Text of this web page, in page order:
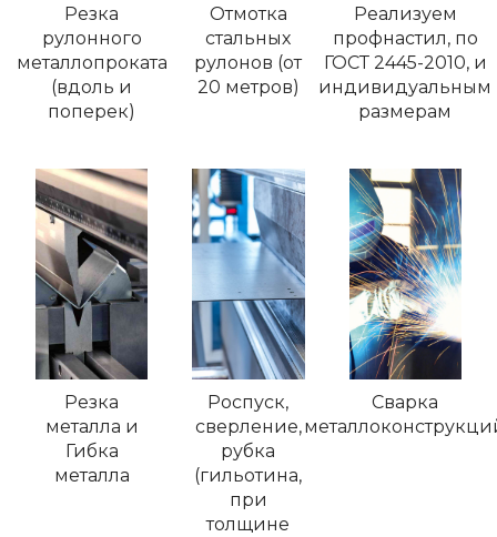
Резка
рулонного
металлопроката
(вдоль и
поперек)
Отмотка
стальных
рулонов (от
20 метров)
Реализуем
профнастил, по
ГОСТ 2445-2010, и
индивидуальным
размерам
Резка
металла и
Гибка
металла
Роспуск,
сверление,
рубка
(гильотина,
при
толщине
Сварка